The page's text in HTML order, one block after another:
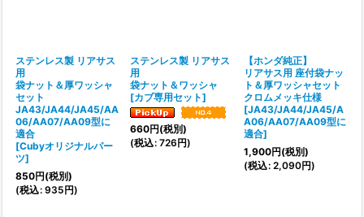
ステンレス製 リアサス
用
袋ナット＆厚ワッシャ
セット
JA43/JA44/JA45/AA
06/AA07/AA09型に
適合
[Cubyオリジナルパー
ツ]
850円(税別)
(税込: 935円)
ステンレス製 リアサス
用
袋ナット＆ワッシャ
[カブ専用セット]
660円(税別)
(税込: 726円)
【ホンダ純正】
リアサス用 座付袋ナッ
ト＆厚ワッシャセット
クロムメッキ仕様
[JA43/JA44/JA45/A
A06/AA07/AA09型に
適合]
1,900円(税別)
(税込: 2,090円)